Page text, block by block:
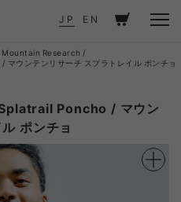
JP EN
Mountain Research
ウンテンリサーチ スプラトレイル ポンチョ
Poncho / マウン
ポンチョ